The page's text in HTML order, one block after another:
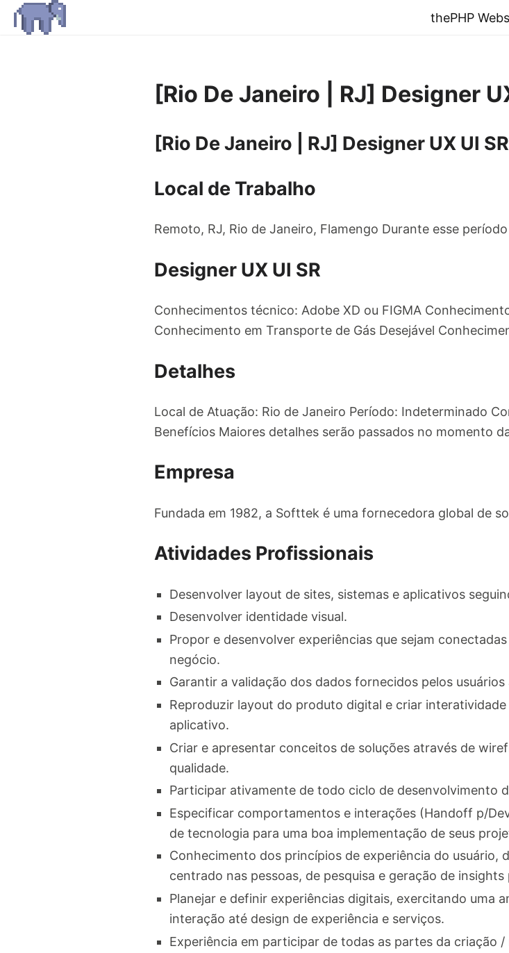
thePHP
[Rio De Janeiro | RJ] Designer
[Rio De Janeiro | RJ] Designer UX UI
Local de Trabalho
Remoto, RJ, Rio de Janeiro, Flamengo Durante esse
Designer UX UI SR
Conhecimentos técnico: Adobe XD ou FIGMA
Conhecimento em Transporte de Gás Desejável
Detalhes
Local de Atuação: Rio de Janeiro Período: Indeterminado
Benefícios Maiores detalhes serão passados no momento
Empresa
Fundada em 1982, a Softtek é uma fornecedora global de
Atividades Profissionais
Desenvolver layout de sites, sistemas e aplicativos
Desenvolver identidade visual.
Propor e desenvolver experiências que sejam
negócio.
Garantir a validação dos dados fornecidos pelos
Reproduzir layout do produto digital e criar
aplicativo.
Criar e apresentar conceitos de soluções através de
qualidade.
Participar ativamente de todo ciclo de desenvolvimento
Especificar comportamentos e interações (Handoff p/
de tecnologia para uma boa implementação de seus
Conhecimento dos princípios de experiência do usuário,
centrado nas pessoas, de pesquisa e geração de
Planejar e definir experiências digitais, exercitando uma
interação até design de experiência e serviços.
Experiência em participar de todas as partes da criação